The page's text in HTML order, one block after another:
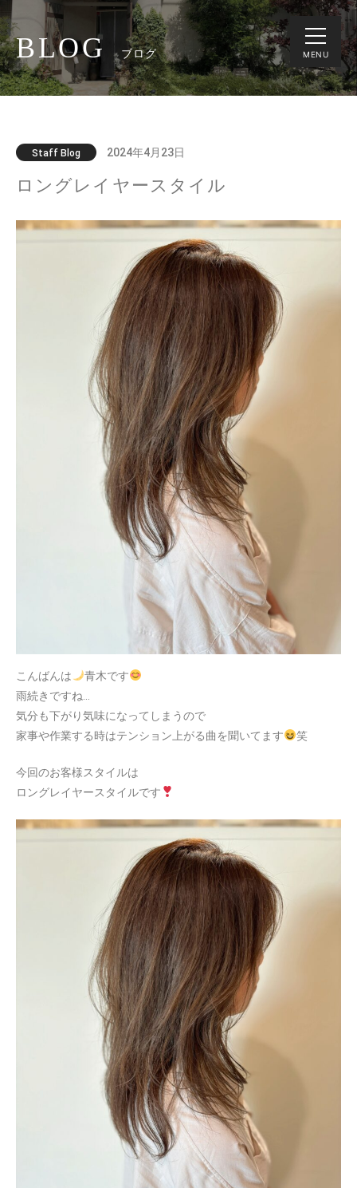
MENU
BLOG ブログ
Staff Blog 2024年4月23日
ロングレイヤースタイル
こんばんは
青木です
雨続きですね…
気分も下がり気味になってしまうので
家事や作業する時はテンション上がる曲を聞いてます
笑
今回のお客様スタイルは
ロングレイヤースタイルです